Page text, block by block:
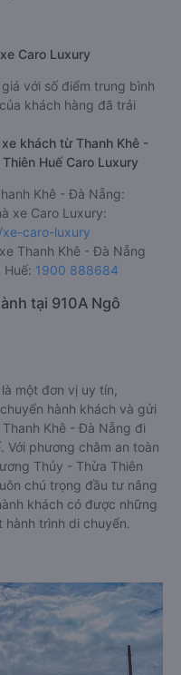
Caro Luxury
với số điểm trung bình
khách hàng đã trải
khách từ Thanh Khê -
Huế Caro Luxury
Khê - Đà Nẵng:
xe Caro Luxury:
caro-luxury
Thanh Khê - Đà Nẵng
Huế: 1900 888684
tại 910A Ngô
một đơn vị uy tín,
hành khách và gửi
Khê - Đà Nẵng đi
Với phương châm an toàn
Thủy - Thừa Thiên
chú trọng đầu tư nâng
khách có được những
hành trình di chuyển.